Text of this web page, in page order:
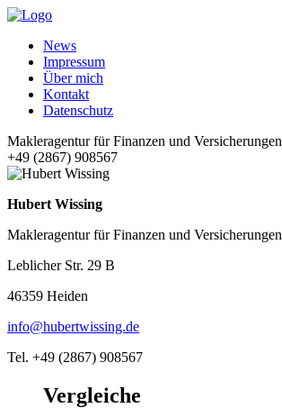
News
Impressum
Über mich
Kontakt
Datenschutz
Makleragentur für Finanzen und Versicherungen
+49 (2867) 908567
Hubert Wissing
Makleragentur für Finanzen und Versicherungen
Leblicher Str. 29 B
46359 Heiden
info@hubertwissing.de
Tel. +49 (2867) 908567
Vergleiche